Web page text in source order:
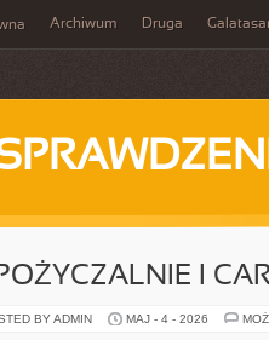
Archiwum Druga
I
BY ADMIN MAJ - 4 - 2026